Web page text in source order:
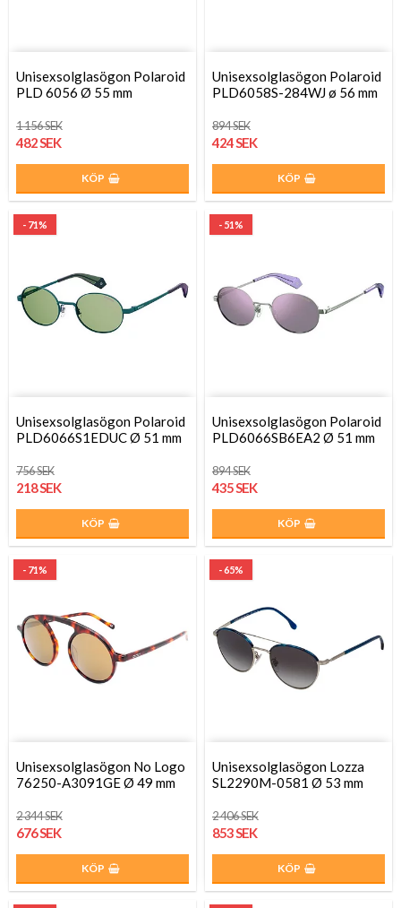
Unisexsolglasögon Polaroid
PLD 6056 Ø 55 mm
1 156 SEK
482 SEK
KÖP
Unisexsolglasögon Polaroid
PLD6058S-284WJ ø 56 mm
894 SEK
424 SEK
KÖP
- 71%
Unisexsolglasögon Polaroid
PLD6066S1EDUC Ø 51 mm
756 SEK
218 SEK
KÖP
- 51%
Unisexsolglasögon Polaroid
PLD6066SB6EA2 Ø 51 mm
894 SEK
435 SEK
KÖP
- 71%
Unisexsolglasögon No Logo
76250-A3091GE Ø 49 mm
2 344 SEK
676 SEK
KÖP
- 65%
Unisexsolglasögon Lozza
SL2290M-0581 Ø 53 mm
2 406 SEK
853 SEK
KÖP